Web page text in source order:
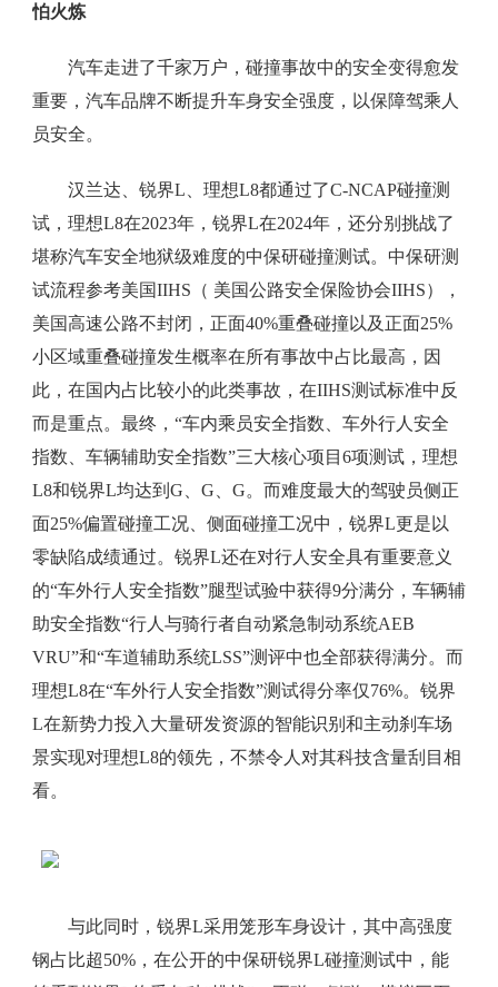
怕火炼
汽车走进了千家万户，碰撞事故中的安全变得愈发
重要，汽车品牌不断提升车身安全强度，以保障驾乘人
员安全。
汉兰达、锐界L、理想L8都通过了C-NCAP碰撞测
试，理想L8在2023年，锐界L在2024年，还分别挑战了
堪称汽车安全地狱级难度的中保研碰撞测试。中保研测
试流程参考美国IIHS（ 美国公路安全保险协会IIHS），
美国高速公路不封闭，正面40%重叠碰撞以及正面25%
小区域重叠碰撞发生概率在所有事故中占比最高，因
此，在国内占比较小的此类事故，在IIHS测试标准中反
而是重点。最终，“车内乘员安全指数、车外行人安全
指数、车辆辅助安全指数”三大核心项目6项测试，理想
L8和锐界L均达到G、G、G。而难度最大的驾驶员侧正
面25%偏置碰撞工况、侧面碰撞工况中，锐界L更是以
零缺陷成绩通过。锐界L还在对行人安全具有重要意义
的“车外行人安全指数”腿型试验中获得9分满分，车辆辅
助安全指数“行人与骑行者自动紧急制动系统AEB
VRU”和“车道辅助系统LSS”测评中也全部获得满分。而
理想L8在“车外行人安全指数”测试得分率仅76%。锐界
L在新势力投入大量研发资源的智能识别和主动刹车场
景实现对理想L8的领先，不禁令人对其科技含量刮目相
看。
与此同时，锐界L采用笼形车身设计，其中高强度
钢占比超50%，在公开的中保研锐界L碰撞测试中，能